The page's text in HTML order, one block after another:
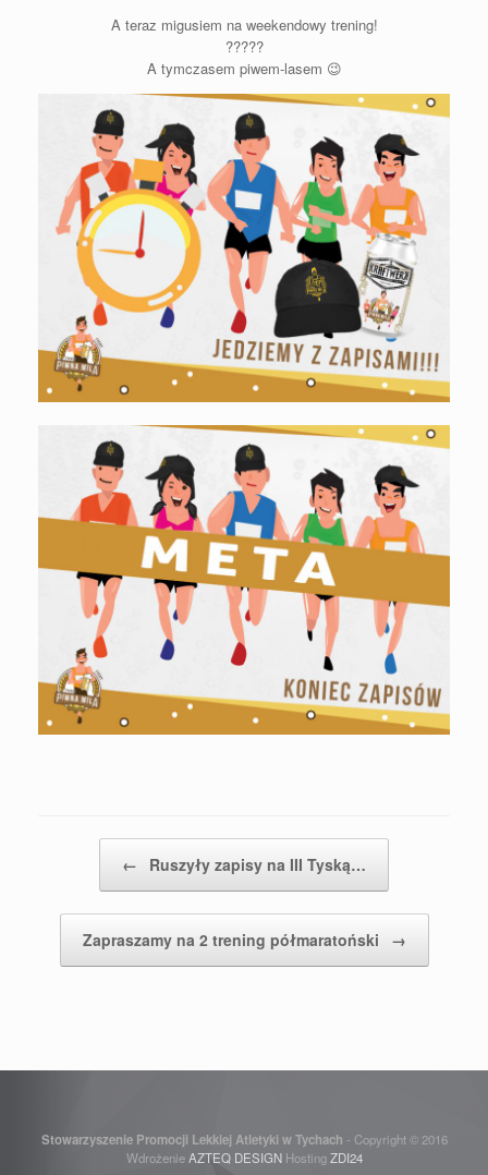
A teraz migusiem na weekendowy trening!
?????
A tymczasem piwem-lasem 😉
← Ruszyły zapisy na III Tyską…
Zapraszamy na 2 trening półmaratoński →
Stowarzyszenie Promocji Lekkiej Atletyki w Tychach - Copyright © 2016
WdrożenieAZTEQ DESIGNHostingZDI24